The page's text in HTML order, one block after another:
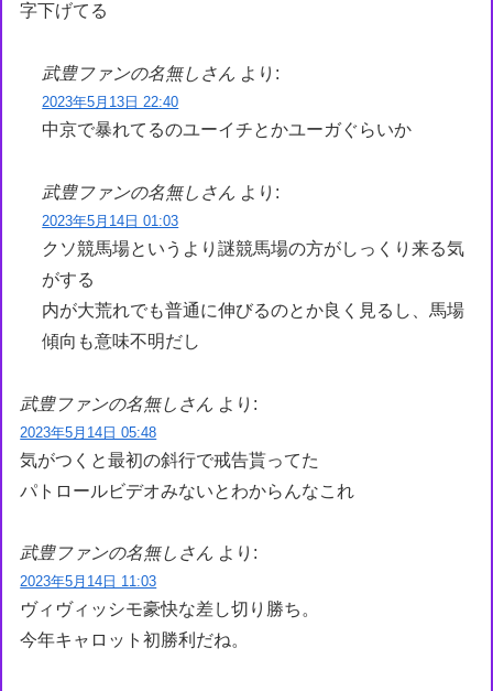
字下げてる
武豊ファンの名無しさん より:
2023年5月13日 22:40
中京で暴れてるのユーイチとかユーガぐらいか
武豊ファンの名無しさん より:
2023年5月14日 01:03
クソ競馬場というより謎競馬場の方がしっくり来る気
がする
内が大荒れでも普通に伸びるのとか良く見るし、馬場
傾向も意味不明だし
武豊ファンの名無しさん より:
2023年5月14日 05:48
気がつくと最初の斜行で戒告貰ってた
パトロールビデオみないとわからんなこれ
武豊ファンの名無しさん より:
2023年5月14日 11:03
ヴィヴィッシモ豪快な差し切り勝ち。
今年キャロット初勝利だね。